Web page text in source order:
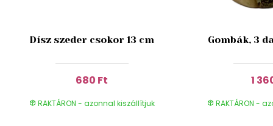
Dísz szeder csokor 13 cm
680 Ft
RAKTÁRON - azonnal kiszállítjuk
Gombák, 3
1
RAKTÁRON -